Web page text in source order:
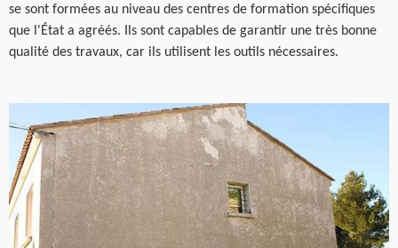
se sont formées au niveau des centres de formation spécifiques
que l'État a agréés. Ils sont capables de garantir une très bonne
qualité des travaux, car ils utilisent les outils nécessaires.